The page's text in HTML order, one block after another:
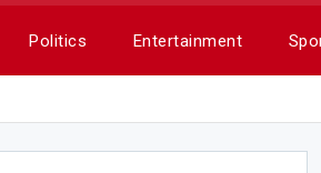
Politics Entertainment